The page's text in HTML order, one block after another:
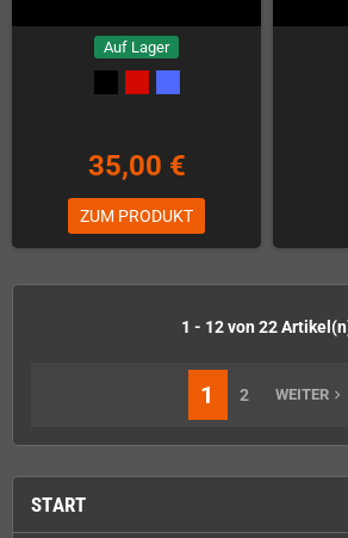
START
Auf Lager
35,00 €
ZUM PRODUKT
1 - 12 von 22
1 2 WEITER navigate_next